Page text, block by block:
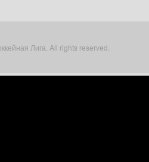
Лига. All rights reserved.